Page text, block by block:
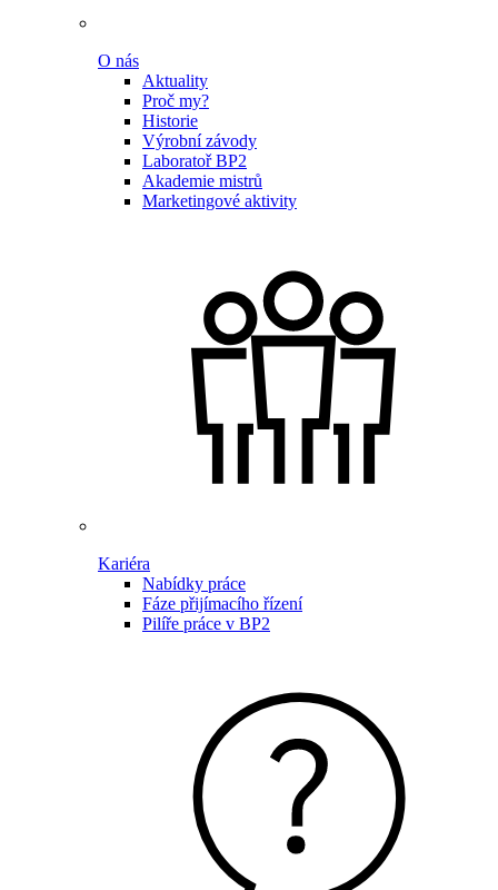
O nás
Aktuality
Proč my?
Historie
Výrobní závody
Laboratoř BP2
Akademie mistrů
Marketingové aktivity
Kariéra
Nabídky práce
Fáze přijímacího řízení
Pilíře práce v BP2